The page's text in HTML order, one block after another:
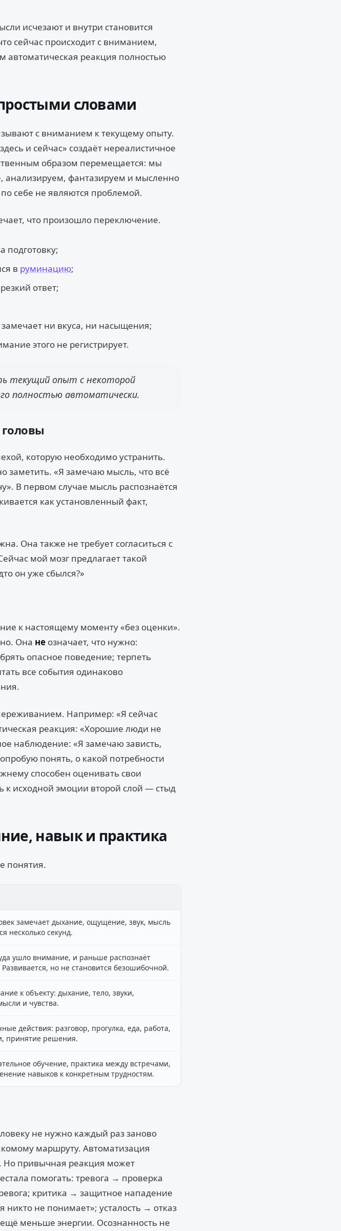
исчезают и внутри становится
сейчас происходит с вниманием,
реакция полностью
словами
с вниманием к текущему опыту.
и сейчас» создаёт нереалистичное
образом перемещается: мы
фантазируем и мысленно
себе не являются проблемой.
что произошло переключение.
подготовку;
в руминацию;
ответ;
замечает ни вкуса, ни насыщения;
этого не регистрирует.
текущий опыт с некоторой
полностью автоматически.
головы
которую необходимо устранить.
заметить. «Я замечаю мысль, что всё
В первом случае мысль распознаётся
как установленный факт,
Она также не требует согласиться с
мой мозг предлагает такой
он уже сбылся?»
к настоящему моменту «без оценки».
Она не означает, что нужно:
опасное поведение; терпеть
все события одинаково
Например: «Я сейчас
реакция: «Хорошие люди не
наблюдение: «Я замечаю зависть,
понять, о какой потребности
способен оценивать свои
к исходной эмоции второй слой — стыд
навык и практика
понятия.
замечает дыхание, ощущение, звук, мысль
несколько секунд.
ушло внимание, и раньше распознаёт
но не становится безошибочной.
к объекту: дыхание, тело, звуки,
и чувства.
действия: разговор, прогулка, еда, работа,
принятие решения.
обучение, практика между встречами,
навыков к конкретным трудностям.
не нужно каждый раз заново
маршруту. Автоматизация
Но привычная реакция может
помогать: тревога → проверка
критика → защитное нападение
не понимает»; усталость → отказ
меньше энергии. Осознанность не